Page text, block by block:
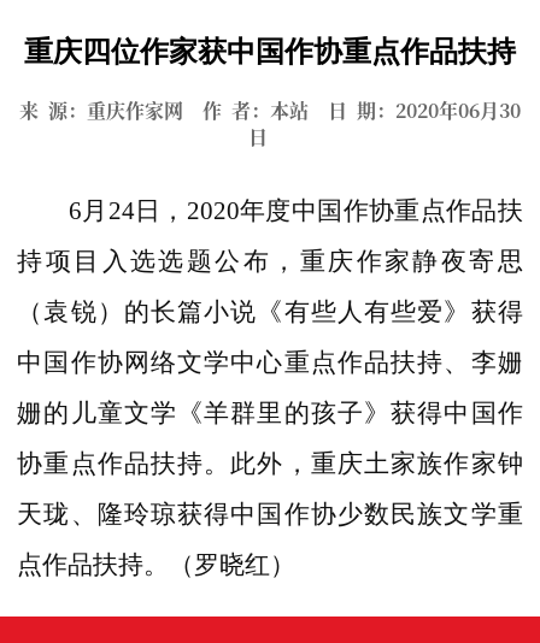
重庆四位作家获中国作协重点作品扶持
来 源：重庆作家网 作 者：本站 日 期：2020年06月30
日
6月24日，2020年度中国作协重点作品扶
持项目入选选题公布，重庆作家静夜寄思
（袁锐）的长篇小说《有些人有些爱》获得
中国作协网络文学中心重点作品扶持、李姗
姗的儿童文学《羊群里的孩子》获得中国作
协重点作品扶持。此外，重庆土家族作家钟
天珑、隆玲琼获得中国作协少数民族文学重
点作品扶持。（罗晓红）